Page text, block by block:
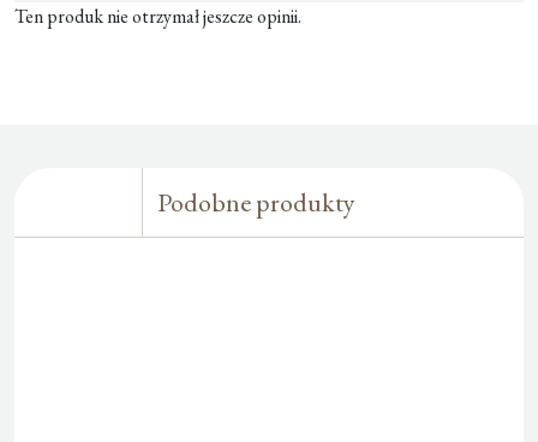
Ten produk nie otrzymał jeszcze opinii.
Podobne produkty